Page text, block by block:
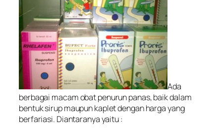
Ada
berbagai macam obat penurun panas, baik dalam
bentuk sirup maupun kaplet dengan harga yang
berfariasi. Diantaranya yaitu :